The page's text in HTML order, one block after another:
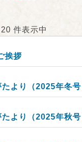
件表示中
年のご
たより（2025年冬
たより（2025年秋